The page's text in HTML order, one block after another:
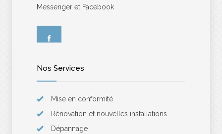
Messenger et Facebook
Nos Services
Mise en conformité
Rénovation et nouvelles installations
Dépannage